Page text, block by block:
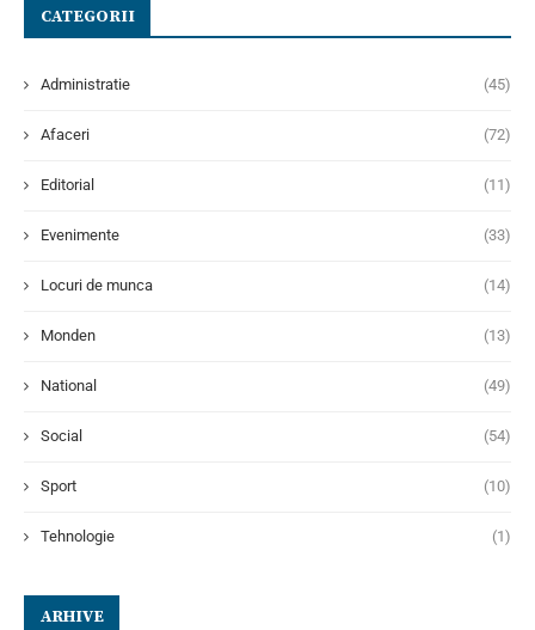
CATEGORII
Administratie (45)
Afaceri (72)
Editorial (11)
Evenimente (33)
Locuri de munca (14)
Monden (13)
National (49)
Social (54)
Sport (10)
Tehnologie (1)
ARHIVE